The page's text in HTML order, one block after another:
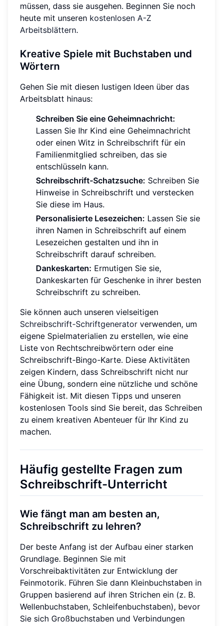
müssen, dass sie ausgehen. Beginnen Sie noch
heute mit unseren kostenlosen A-Z
Arbeitsblättern.
Kreative Spiele mit Buchstaben und
Wörtern
Gehen Sie mit diesen lustigen Ideen über das
Arbeitsblatt hinaus:
Schreiben Sie eine Geheimnachricht:
Lassen Sie Ihr Kind eine Geheimnachricht
oder einen Witz in Schreibschrift für ein
Familienmitglied schreiben, das sie
entschlüsseln kann.
Schreibschrift-Schatzsuche: Schreiben Sie
Hinweise in Schreibschrift und verstecken
Sie diese im Haus.
Personalisierte Lesezeichen: Lassen Sie sie
ihren Namen in Schreibschrift auf einem
Lesezeichen gestalten und ihn in
Schreibschrift darauf schreiben.
Dankeskarten: Ermutigen Sie sie,
Dankeskarten für Geschenke in ihrer besten
Schreibschrift zu schreiben.
Sie können auch unseren vielseitigen
Schreibschrift-Schriftgenerator verwenden, um
eigene Spielmaterialien zu erstellen, wie eine
Liste von Rechtschreibwörtern oder eine
Schreibschrift-Bingo-Karte. Diese Aktivitäten
zeigen Kindern, dass Schreibschrift nicht nur
eine Übung, sondern eine nützliche und schöne
Fähigkeit ist. Mit diesen Tipps und unseren
kostenlosen Tools sind Sie bereit, das Schreiben
zu einem kreativen Abenteuer für Ihr Kind zu
machen.
Häufig gestellte Fragen zum
Schreibschrift-Unterricht
Wie fängt man am besten an,
Schreibschrift zu lehren?
Der beste Anfang ist der Aufbau einer starken
Grundlage. Beginnen Sie mit
Vorschreibaktivitäten zur Entwicklung der
Feinmotorik. Führen Sie dann Kleinbuchstaben in
Gruppen basierend auf ihren Strichen ein (z. B.
Wellenbuchstaben, Schleifenbuchstaben), bevor
Sie sich Großbuchstaben und Verbindungen